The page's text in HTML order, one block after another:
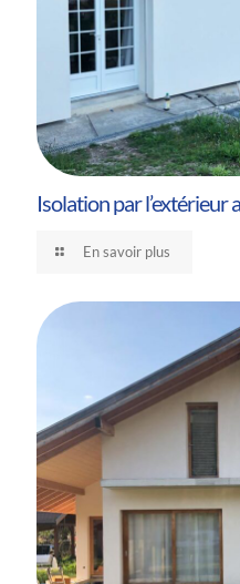
Isolation par l’extérieur
En savoir plus